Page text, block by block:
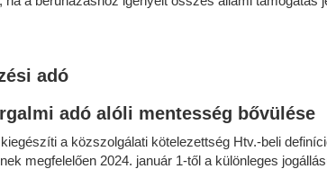
adó
adó alóli mentesség bővülése
a közszolgálati kötelezettség Htv.-beli
megfelelően 2024. január 1-től a különleges